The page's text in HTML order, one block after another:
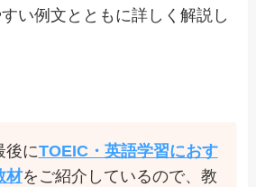
い例文とともに詳しく解説し
後にTOEIC・英語学習におす
材をご紹介しているので、教